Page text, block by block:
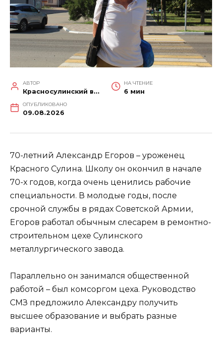
АВТОР
Красносулинский вестник
НА ЧТЕНИЕ
6 мин
ОПУБЛИКОВАНО
09.08.2026
70-летний Александр Егоров – уроженец
Красного Сулина. Школу он окончил в начале
70-х годов, когда очень ценились рабочие
специальности. В молодые годы, после
срочной службы в рядах Советской Армии,
Егоров работал обычным слесарем в ремонтно-
строительном цехе Сулинского
металлургического завода.
Параллельно он занимался общественной
работой – был комсоргом цеха. Руководство
СМЗ предложило Александру получить
высшее образование и выбрать разные
варианты.